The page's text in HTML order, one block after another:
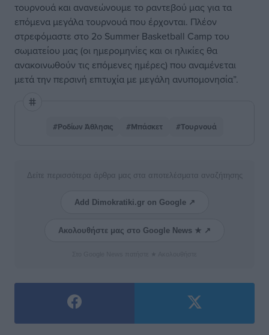
τουρνουά και ανανεώνουμε το ραντεβού μας για τα
επόμενα μεγάλα τουρνουά που έρχονται. Πλέον
στρεφόμαστε στο 2ο Summer Basketball Camp του
σωματείου μας (οι ημερομηνίες και οι ηλικίες θα
ανακοινωθούν τις επόμενες ημέρες) που αναμένεται
μετά την περσινή επιτυχία με μεγάλη ανυπομονησία”.
#Ροδίων Άθλησις #Μπάσκετ #Τουρνουά
Δείτε περισσότερα άρθρα μας στα αποτελέσματα αναζήτησης
Add Dimokratiki.gr on Google ↗
Ακολουθήστε μας στο Google News ★ ↗